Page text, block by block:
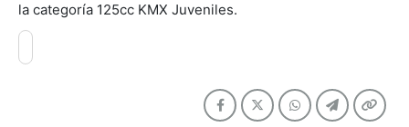
la categoría 125cc KMX Juveniles.